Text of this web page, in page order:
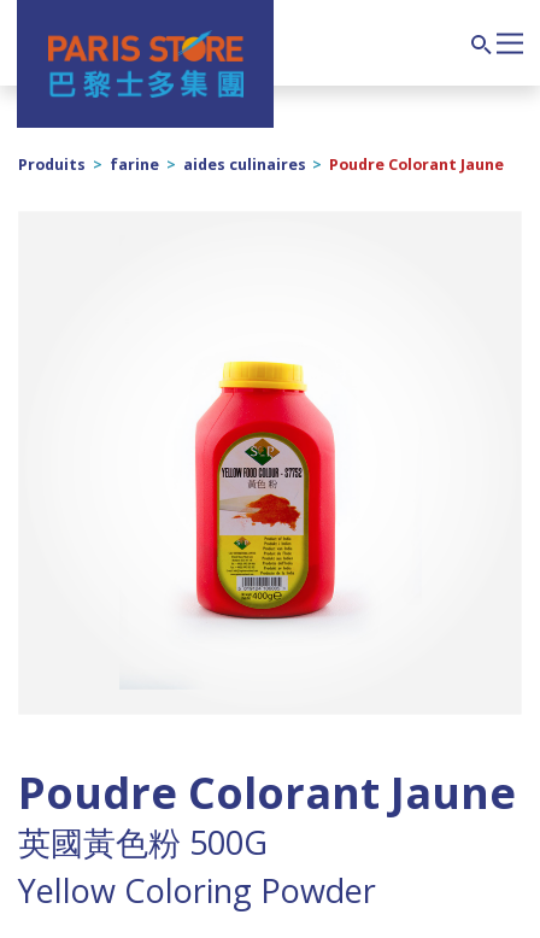
Navigation principale
Produits > farine > aides culinaires > Poudre Colorant Jaune
Poudre Colorant Jaune
英國黃色粉 500G
Yellow Coloring Powder